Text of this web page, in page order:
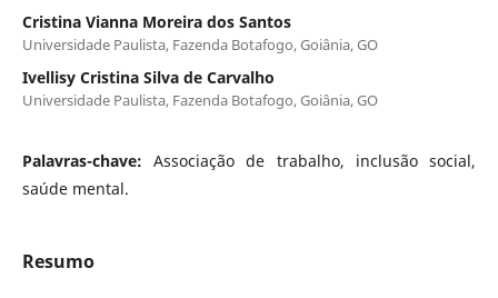
Cristina Vianna Moreira dos Santos
Universidade Paulista, Fazenda Botafogo, Goiânia, GO
Ivellisy Cristina Silva de Carvalho
Universidade Paulista, Fazenda Botafogo, Goiânia, GO
Palavras-chave:Associação de trabalho, inclusão social,
saúde mental.
Resumo